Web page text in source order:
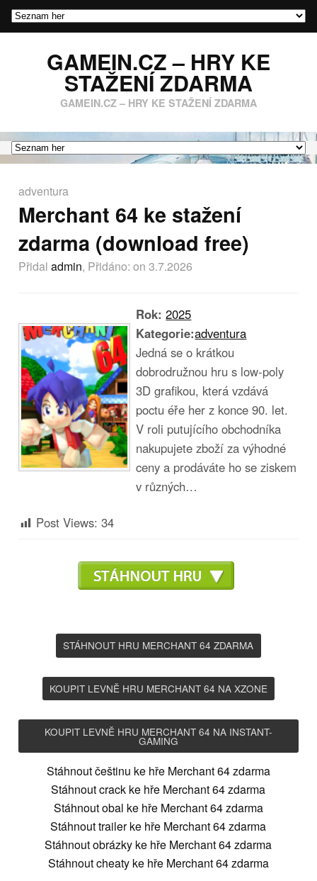
GAMEIN.CZ – HRY KE
STAŽENÍ ZDARMA
GAMEIN.CZ – HRY KE STAŽENÍ ZDARMA
adventura
Merchant 64 ke stažení
zdarma (download free)
Přidal admin, Přidáno: on 3.7.2026
Rok:2025
Kategorie:adventura
Jedná se o krátkou
dobrodružnou hru s low-poly
3D grafikou, která vzdává
poctu éře her z konce 90. let.
V roli putujícího obchodníka
nakupujete zboží za výhodné
ceny a prodáváte ho se ziskem
v různých…
Post Views: 34
STÁHNOUT HRU MERCHANT 64 ZDARMA
KOUPIT LEVNĚ HRU MERCHANT 64 NA XZONE
KOUPIT LEVNĚ HRU MERCHANT 64 NA INSTANT-
GAMING
Stáhnout češtinu ke hře Merchant 64 zdarma
Stáhnout crack ke hře Merchant 64 zdarma
Stáhnout obal ke hře Merchant 64 zdarma
Stáhnout trailer ke hře Merchant 64 zdarma
Stáhnout obrázky ke hře Merchant 64 zdarma
Stáhnout cheaty ke hře Merchant 64 zdarma